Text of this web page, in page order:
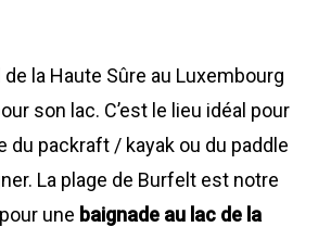
la Haute Sûre au Luxembourg
son lac. C’est le lieu idéal pour
du packraft / kayak ou du paddle
La plage de Burfelt est notre
une baignade au lac de la